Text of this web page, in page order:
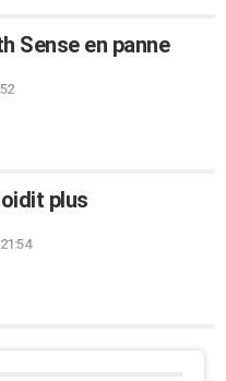
Sense en panne
plus